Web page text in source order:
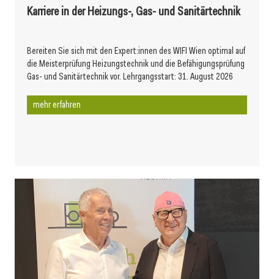
Karriere in der Heizungs-, Gas- und Sanitärtechnik
Bereiten Sie sich mit den Expert:innen des WIFI Wien optimal auf
die Meisterprüfung Heizungstechnik und die Befähigungsprüfung
Gas- und Sanitärtechnik vor. Lehrgangsstart: 31. August 2026
mehr erfahren